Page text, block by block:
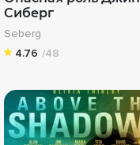
Сиберг
Seberg
4.76 /48